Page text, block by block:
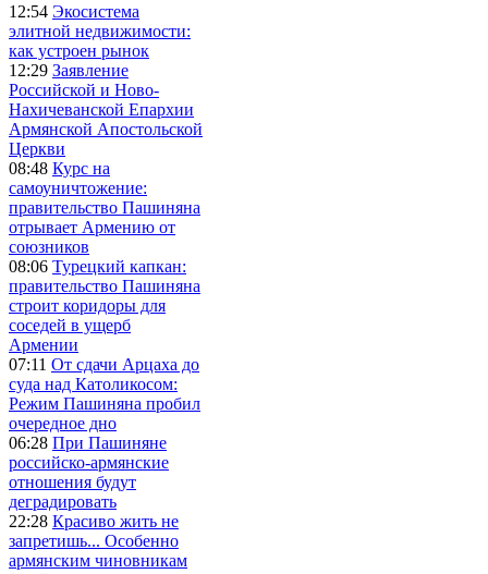
12:54 Экосистема
элитной недвижимости:
как устроен рынок
12:29 Заявление
Российской и Ново-
Нахичеванской Епархии
Армянской Апостольской
Церкви
08:48 Курс на
самоуничтожение:
правительство Пашиняна
отрывает Армению от
союзников
08:06 Турецкий капкан:
правительство Пашиняна
строит коридоры для
соседей в ущерб
Армении
07:11 От сдачи Арцаха до
суда над Католикосом:
Режим Пашиняна пробил
очередное дно
06:28 При Пашиняне
российско-армянские
отношения будут
деградировать
22:28 Красиво жить не
запретишь... Особенно
армянским чиновникам